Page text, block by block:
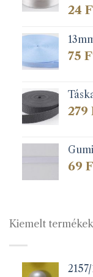
24
75
279
69
Kiemelt termékek